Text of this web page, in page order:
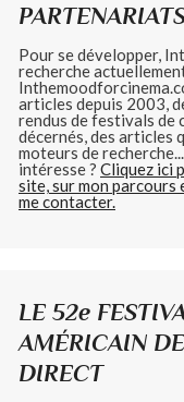
Pour se développer,
recherche
articles depuis 2003,
rendus de festivals de
décernés, des articles
moteurs de
intéresse ? Cliquez ici
site, sur mon
me contacter.
LE 52e
AMÉRICAIN
DIRECT